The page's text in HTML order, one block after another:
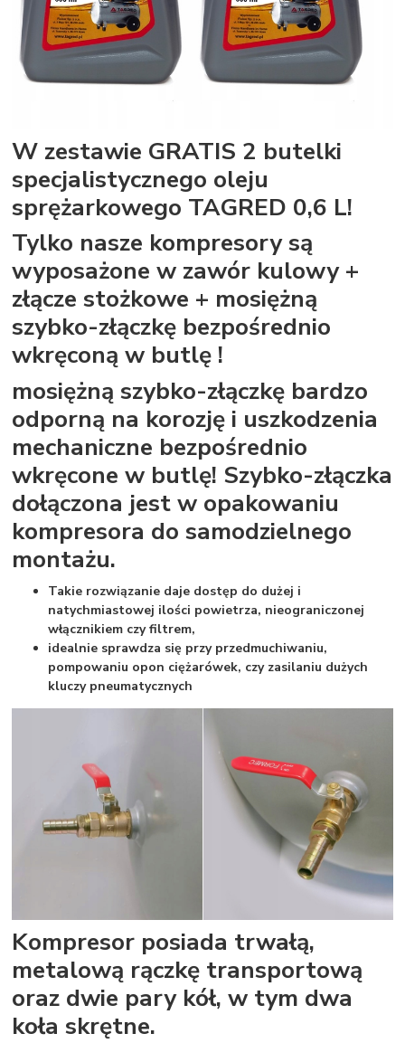
W zestawie GRATIS 2 butelki
specjalistycznego oleju
sprężarkowego TAGRED 0,6 L!
Tylko nasze kompresory są
wyposażone w zawór kulowy +
złącze stożkowe + mosiężną
szybko-złączkę bezpośrednio
wkręconą w butlę !
mosiężną szybko-złączkę bardzo
odporną na korozję i uszkodzenia
mechaniczne bezpośrednio
wkręcone w butlę! Szybko-złączka
dołączona jest w opakowaniu
kompresora do samodzielnego
montażu.
Takie rozwiązanie daje dostęp do dużej i
natychmiastowej ilości powietrza, nieograniczonej
włącznikiem czy filtrem,
idealnie sprawdza się przy przedmuchiwaniu,
pompowaniu opon ciężarówek, czy zasilaniu dużych
kluczy pneumatycznych
Kompresor posiada trwałą,
metalową rączkę transportową
oraz dwie pary kół, w tym dwa
koła skrętne.